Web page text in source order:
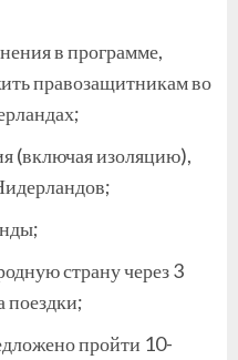
в программе,
правозащитникам во
(включая изоляцию),
страну через 3
поездки;
пройти 10-